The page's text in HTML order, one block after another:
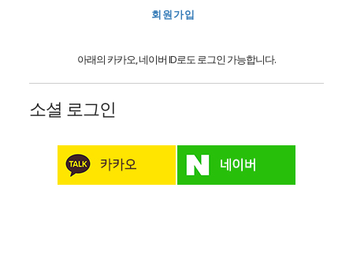
회원가입
아래의 카카오, 네이버 ID로도 로그인 가능합니다.
소셜 로그인